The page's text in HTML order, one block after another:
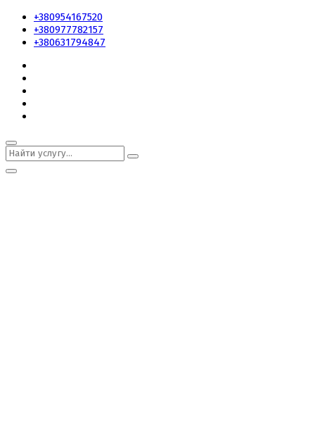
+380954167520
+380977782157
+380631794847